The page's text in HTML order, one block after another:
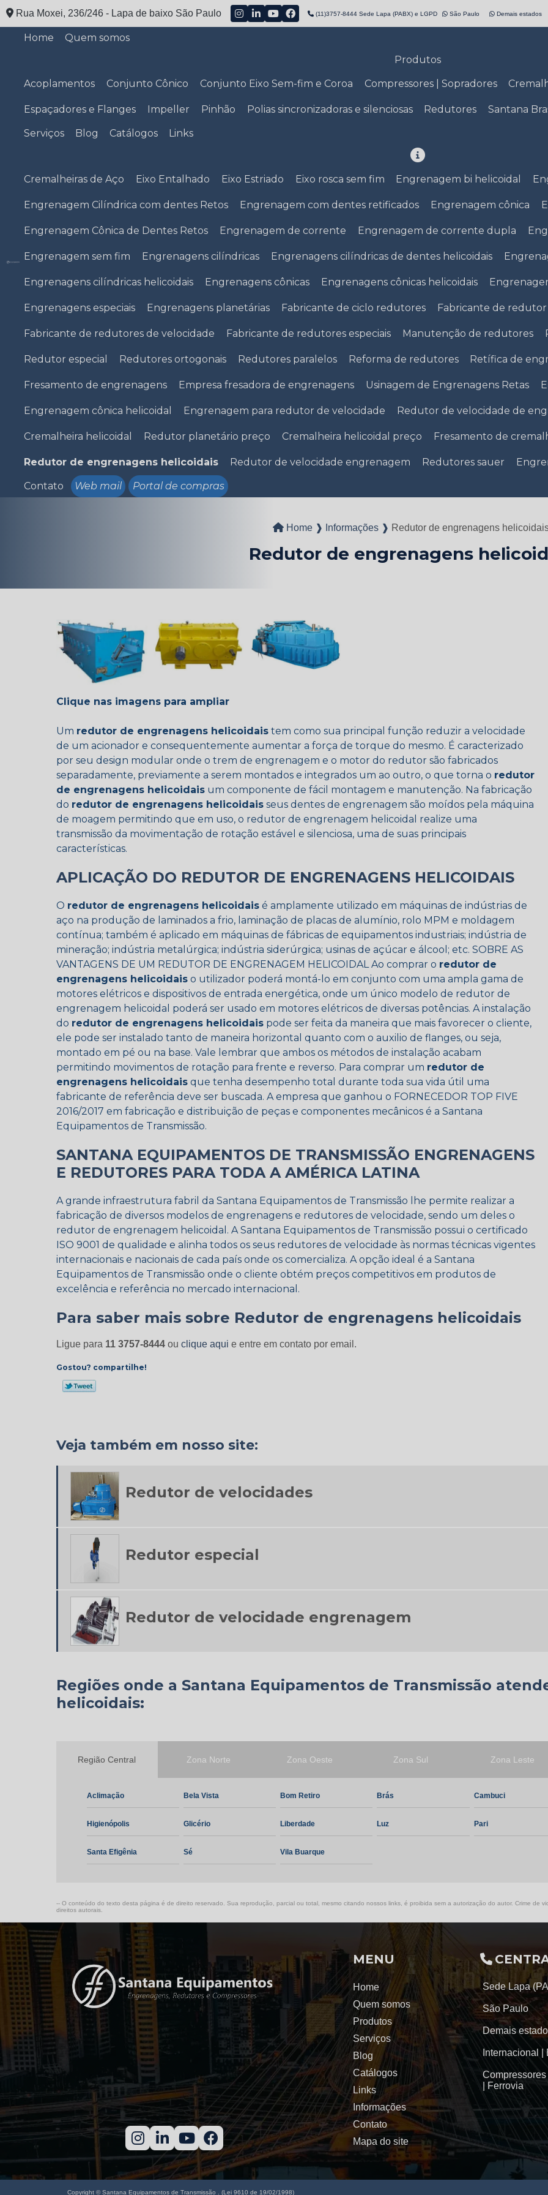
Rua Moxei, 236/246 - Lapa de baixo São Paulo (11)3757-8444 Sede Lapa (PABX) e LGPD São Paulo Demais estados
Home
Quem somos
Produtos
Acoplamentos Conjunto Cônico Conjunto Eixo Sem-fim e Coroa Compressores | Sopradores
Espaçadores e Flanges Impeller Pinhão Polias sincronizadoras e silenciosas Redutores Santana
Serviços Blog Catálogos Links
Cremalheiras de Aço Eixo Entalhado Eixo Estriado Eixo rosca sem fim Engrenagem bi helicoidal
Engrenagem Cilíndrica com dentes Retos Engrenagem com dentes retificados Engrenagem cônica
Engrenagem Cônica de Dentes Retos Engrenagem de corrente Engrenagem de corrente dupla
Engrenagem sem fim Engrenagens cilíndricas Engrenagens cilíndricas de dentes helicoidais
Engrenagens cilíndricas helicoidais Engrenagens cônicas Engrenagens cônicas helicoidais
Engrenagens especiais Engrenagens planetárias Fabricante de ciclo redutores Fabricante de
Fabricante de redutores de velocidade Fabricante de redutores especiais Manutenção de redutores
Redutor especial Redutores ortogonais Redutores paralelos Reforma de redutores Retífica de
Fresamento de engrenagens Empresa fresadora de engrenagens Usinagem de Engrenagens Retas
Engrenagem cônica helicoidal Engrenagem para redutor de velocidade Redutor de velocidade de
Cremalheira helicoidal Redutor planetário preço Cremalheira helicoidal preço Fresamento de
Redutor de engrenagens helicoidais Redutor de velocidade engrenagem Redutores sauer
Contato Web mail Portal de compras
Home ❱ Informações ❱ Redutor de engrenagens
Redutor de engrenagens
Clique nas imagens para ampliar
Um redutor de engrenagens helicoidais tem como sua principal função reduzir a velocidade
de um acionador e consequentemente aumentar a força de torque do mesmo. É caracterizado
por seu design modular onde o trem de engrenagem e o motor do redutor são fabricados
separadamente, previamente a serem montados e integrados um ao outro, o que torna o redutor
de engrenagens helicoidais um componente de fácil montagem e manutenção. Na fabricação
do redutor de engrenagens helicoidais seus dentes de engrenagem são moídos pela máquina
de moagem permitindo que em uso, o redutor de engrenagem helicoidal realize uma
transmissão da movimentação de rotação estável e silenciosa, uma de suas principais
características.
APLICAÇÃO DO REDUTOR DE ENGRENAGENS HELICOIDAIS
O redutor de engrenagens helicoidais é amplamente utilizado em máquinas de indústrias de
aço na produção de laminados a frio, laminação de placas de alumínio, rolo MPM e moldagem
contínua; também é aplicado em máquinas de fábricas de equipamentos industriais; indústria de
mineração; indústria metalúrgica; indústria siderúrgica; usinas de açúcar e álcool; etc. SOBRE AS
VANTAGENS DE UM REDUTOR DE ENGRENAGEM HELICOIDAL Ao comprar o redutor de
engrenagens helicoidais o utilizador poderá montá-lo em conjunto com uma ampla gama de
motores elétricos e dispositivos de entrada energética, onde um único modelo de redutor de
engrenagem helicoidal poderá ser usado em motores elétricos de diversas potências. A instalação
do redutor de engrenagens helicoidais pode ser feita da maneira que mais favorecer o cliente,
ele pode ser instalado tanto de maneira horizontal quanto com o auxilio de flanges, ou seja,
montado em pé ou na base. Vale lembrar que ambos os métodos de instalação acabam
permitindo movimentos de rotação para frente e reverso. Para comprar um redutor de
engrenagens helicoidais que tenha desempenho total durante toda sua vida útil uma
fabricante de referência deve ser buscada. A empresa que ganhou o FORNECEDOR TOP FIVE
2016/2017 em fabricação e distribuição de peças e componentes mecânicos é a Santana
Equipamentos de Transmissão.
SANTANA EQUIPAMENTOS DE TRANSMISSÃO ENGRENAGENS
E REDUTORES PARA TODA A AMÉRICA LATINA
A grande infraestrutura fabril da Santana Equipamentos de Transmissão lhe permite realizar a
fabricação de diversos modelos de engrenagens e redutores de velocidade, sendo um deles o
redutor de engrenagem helicoidal. A Santana Equipamentos de Transmissão possui o certificado
ISO 9001 de qualidade e alinha todos os seus redutores de velocidade às normas técnicas vigentes
internacionais e nacionais de cada país onde os comercializa. A opção ideal é a Santana
Equipamentos de Transmissão onde o cliente obtém preços competitivos em produtos de
excelência e referência no mercado internacional.
Para saber mais sobre Redutor de engrenagens helicoidais
Ligue para 11 3757-8444 ou clique aqui e entre em contato por email.
Gostou? compartilhe!
Veja também em nosso site:
Redutor de velocidades
Redutor especial
Redutor de velocidade engrenagem
Regiões onde a Santana Equipamentos de Transmissão
helicoidais:
Região Central Zona Norte Zona Oeste Zona Sul Zona Leste
Aclimação Bela Vista Bom Retiro Brás Cambuci
Higienópolis Glicério Liberdade Luz Pari
Santa Efigênia Sé Vila Buarque
-- O conteúdo do texto desta página é de direito reservado. Sua reprodução, parcial ou total, mesmo citando nossos links, é proibida sem a autorização do autor. Crime de
direitos autorais.
MENU
Home
Quem somos
Produtos
Serviços
Blog
Catálogos
Links
Informações
Contato
Mapa do site
Sede Lapa
São Paulo
Demais
Internacional |
| Ferrovia
Copyright © Santana Equipamentos de Transmissão . (Lei 9610 de 19/02/1998)